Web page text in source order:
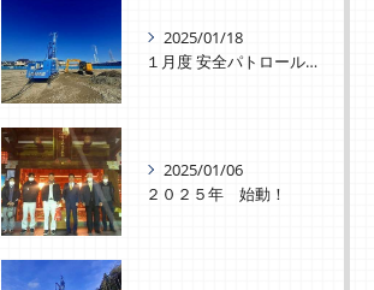
2025/01/18
１月度 安全パトロールを実施致しました！
2025/01/06
２０２５年 始動！